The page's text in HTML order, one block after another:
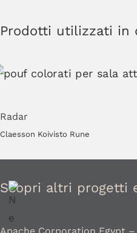
Prodotti utilizzati in
Radar
Claesson Koivisto Rune
Scopri altri progetti